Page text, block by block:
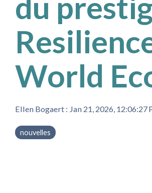
World
Ellen Bogaert : Jan 21, 2026, 12:06:27
nouvelles